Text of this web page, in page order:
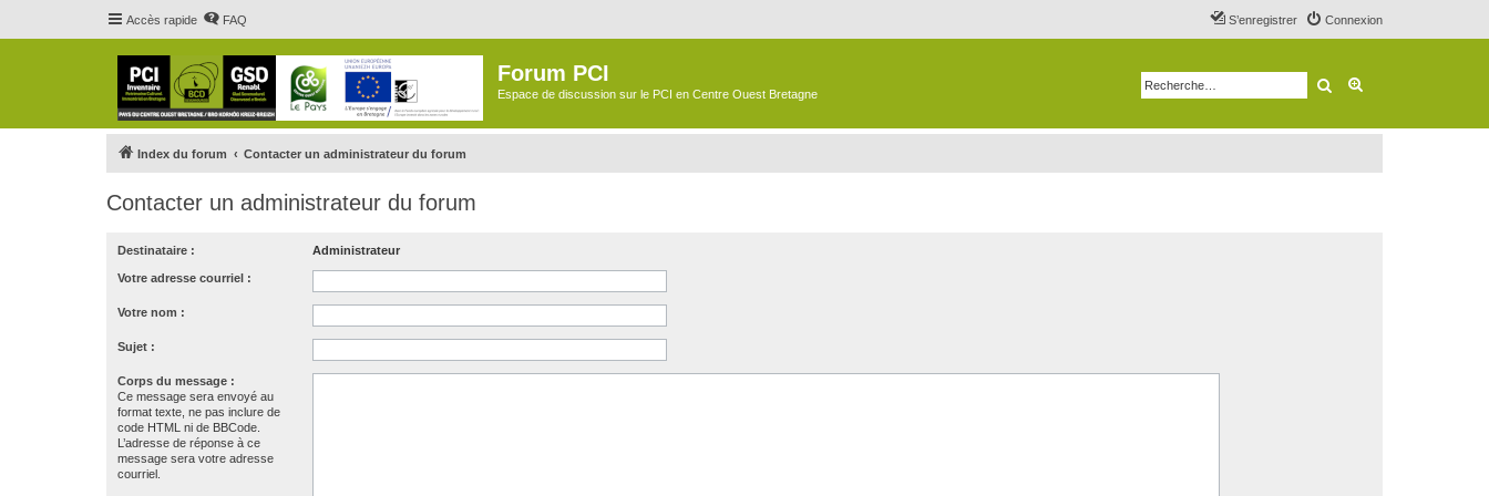
Accès rapide FAQ Connexion
S’enregistrer
Forum PCI
Espace de discussion sur le PCI en Centre Ouest Bretagne Rechercher
Index du forum Contacter un administrateur du forum
Contacter un administrateur du forum
Destinataire : Administrateur
Votre adresse courriel :
Votre nom :
Sujet :
Corps du message :
Ce message sera envoyé au
format texte, ne pas inclure de
code HTML ni de BBCode.
L’adresse de réponse à ce
message sera votre adresse
courriel.